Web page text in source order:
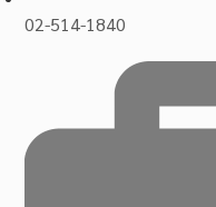
02-514-1840